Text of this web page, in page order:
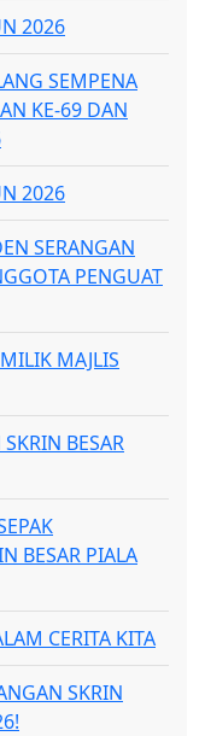
2026
SEMPENA
KE-69 DAN
2026
SERANGAN
PENGUAT
MAJLIS
BESAR
BESAR PIALA
CERITA KITA
SKRIN